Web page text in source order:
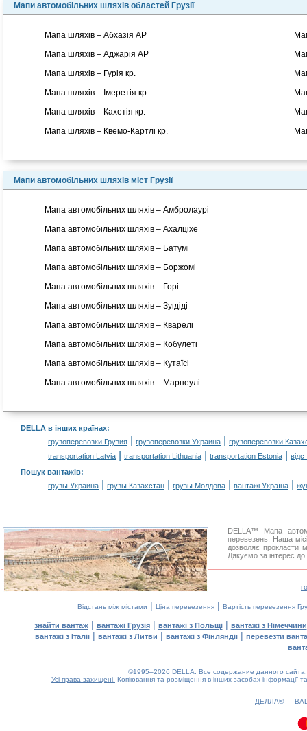
Мапи автомобільних шляхів областей Грузії
Мапа шляхів – Абхазія АР
Мапа шляхів – Аджарія АР
Мапа шляхів – Гурія кр.
Мапа шляхів – Імеретія кр.
Мапа шляхів – Кахетія кр.
Мапа шляхів – Квемо-Картлі кр.
Мапи автомобільних шляхів міст Грузії
Мапа автомобільних шляхів – Амбролаурі
Мапа автомобільних шляхів – Ахалціхе
Мапа автомобільних шляхів – Батумі
Мапа автомобільних шляхів – Боржомі
Мапа автомобільних шляхів – Горі
Мапа автомобільних шляхів – Зугдіді
Мапа автомобільних шляхів – Кварелі
Мапа автомобільних шляхів – Кобулеті
Мапа автомобільних шляхів – Кутаїсі
Мапа автомобільних шляхів – Марнеулі
DELLA в інших країнах:
грузоперевозки Грузия
грузоперевозки Украина
грузоперевозки
transportation Latvia
transportation Lithuania transportation Estonia
Пошук вантажів:
грузы Украина
грузы Казахстан грузы Молдова вантажі Україна
DELLA™ Мапа
перевезень. Наша
дозволяє прокласти
Дякуємо за інтерес
Відстань між містами | Ціна перевезення | Вартість перевезення
знайти вантаж| вантажі Грузія| вантажі з Польщі| вантажі з Німеччини
вантажі з Італії| вантажі з Литви | вантажі з Фінляндії| перевезти
©1995–2026 DELLA. Все содержание данного
Усі права захищені. Копіювання та розміщення в інших засобах інформації
ДЕЛЛА® —